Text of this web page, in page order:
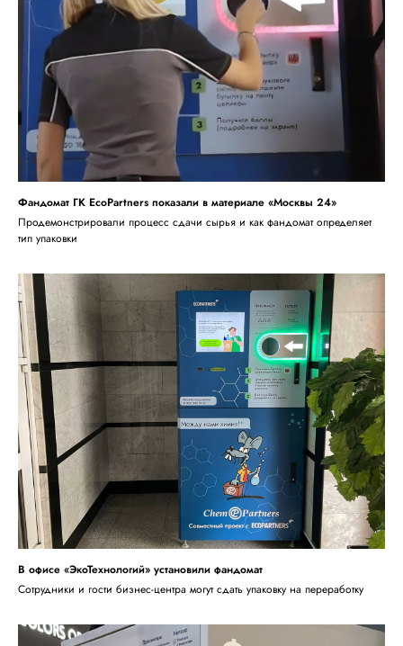
Фандомат ГК EcoPartners показали в материале «Москвы 24»
Продемонстрировали процесс сдачи сырья и как фандомат определяет
тип упаковки
В офисе «ЭкоТехнологий» установили фандомат
Сотрудники и гости бизнес-центра могут сдать упаковку на переработку